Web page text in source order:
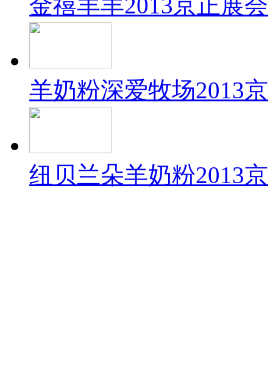
金禧羊羊2013京正展会
羊奶粉深爱牧场2013京
纽贝兰朵羊奶粉2013京